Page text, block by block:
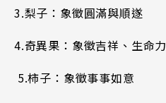
3.梨子：象徵圓滿與順遂
4.奇異果：象徵吉祥、生命力
5.柿子：象徵事事如意